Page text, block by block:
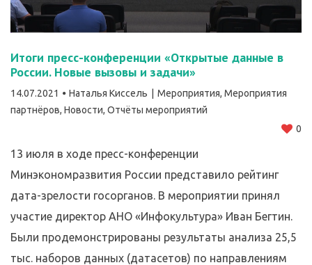
Итоги пресс-конференции «Открытые данные в
России. Новые вызовы и задачи»
14.07.2021 Наталья Киссель Мероприятия, Мероприятия
партнёров, Новости, Отчёты мероприятий
0
13 июля в ходе пресс-конференции
Минэкономразвития России представило рейтинг
дата-зрелости госорганов. В мероприятии принял
участие директор АНО «Инфокультура» Иван Бегтин.
Были продемонстрированы результаты анализа 25,5
тыс. наборов данных (датасетов) по направлениям